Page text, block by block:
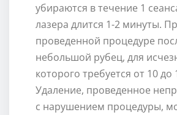
убираются в течение 1
лазера длится 1-2 минуты.
проведенной процедуре
небольшой рубец, для
которого требуется от 10 до
Удаление, проведенное
с нарушением процедуры,